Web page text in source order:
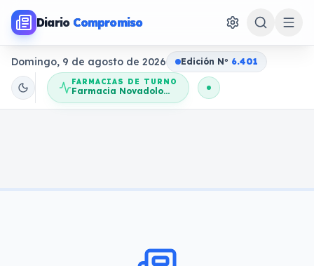
Diario Compromiso
Domingo, 9 de agosto de 2026 Edición No 6.401
FARMACIAS DE TURNO
Farmacia Novadolores